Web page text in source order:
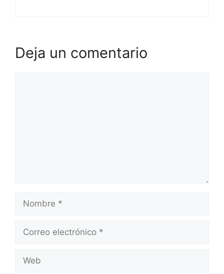
Deja un comentario
Nombre
Correo
Web